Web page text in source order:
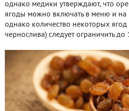
однако медики утверждают, что
ягоды можно включать в меню и на
однако количество некоторых
чернослива) следует ограничить до